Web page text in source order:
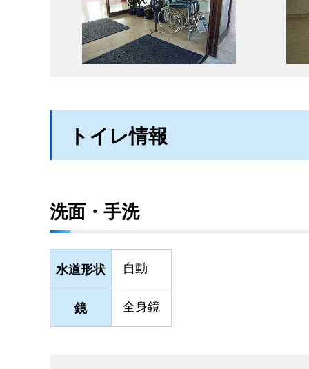
トイレ情報
洗面・手洗
水道形状 自動
鏡 全身鏡